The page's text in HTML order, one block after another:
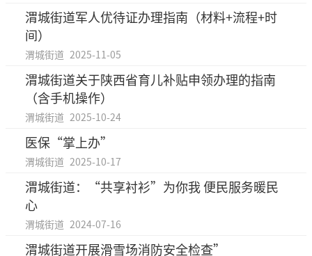
渭城街道军人优待证办理指南（材料+流程+时
间）
渭城街道 2025-11-05
渭城街道关于陕西省育儿补贴申领办理的指南
（含手机操作）
渭城街道 2025-10-24
医保“掌上办”
渭城街道 2025-10-17
渭城街道：“共享衬衫”为你我 便民服务暖民
心
渭城街道 2024-07-16
渭城街道开展滑雪场消防安全检查”